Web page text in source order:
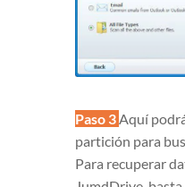
Paso 3Aquí
partición para
Para recuperar